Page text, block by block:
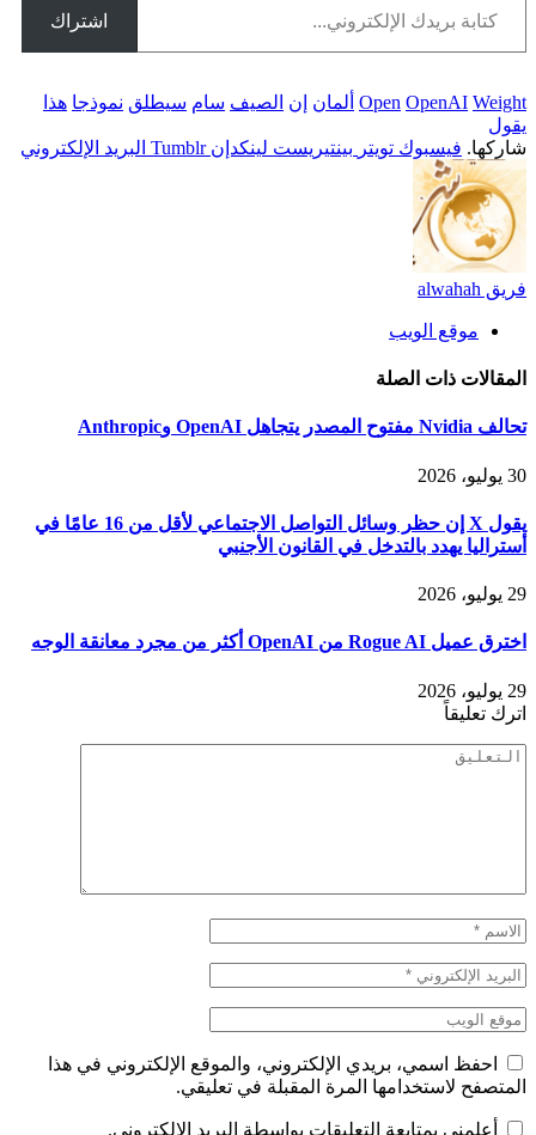
اشتراك
Open OpenAI Weight ألمان إن الصيف سام سيطلق نموذجا هذا
يقول
شاركها. فيسبوك تويتر بينتيريست لينكدإن Tumblr البريد الإلكتروني
فريق alwahah
موقع الويب
المقالات ذات الصلة
تحالف Nvidia مفتوح المصدر يتجاهل OpenAI وAnthropic
30 يوليو، 2026
يقول X إن حظر وسائل التواصل الاجتماعي لأقل من 16 عامًا في
أستراليا يهدد بالتدخل في القانون الأجنبي
29 يوليو، 2026
اخترق عميل Rogue AI من OpenAI أكثر من مجرد معانقة الوجه
29 يوليو، 2026
اترك تعليقاً
احفظ اسمي، بريدي الإلكتروني، والموقع الإلكتروني في هذا
المتصفح لاستخدامها المرة المقبلة في تعليقي.
أعلمني بمتابعة التعليقات بواسطة البريد الإلكتروني.